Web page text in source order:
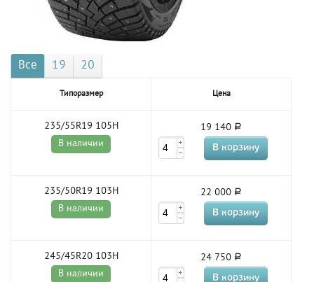
Все 19 20
Типоразмер Цена
235/55R19 105H
В наличии
19 140
235/50R19 103H
В наличии
22 000
245/45R20 103H
В наличии
24 750